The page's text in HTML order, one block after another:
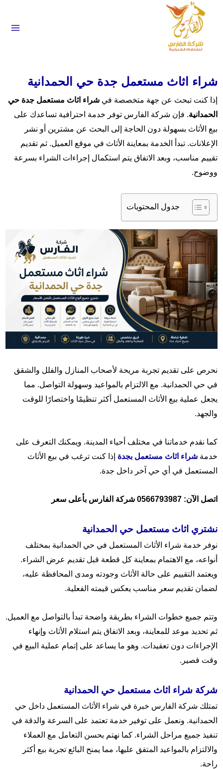
شراء اثاث مستعمل جدة حي الحمدانية
إذا كنت تبحث عن جهة متخصصة في شراء اثاث مستعمل جدة حي
الحمدانية. فإن شركة الفارس توفر خدمة احترافية تساعدك على
بيع الأثاث بسهولة دون الحاجة إلى البحث عن مشترين أو نشر
الإعلانات. تبدأ الخدمة بمعاينة الأثاث في موقع العميل. ثم تقديم
تقييم مناسب، وبعد الاتفاق يتم استكمال إجراءات الشراء بسرعة
ووضوح.
جدول المحتويات
نحرص على تقديم تجربة مريحة لأصحاب المنازل والفلل والشقق
في حي الحمدانية. مع الالتزام بالمواعيد وسهولة التواصل. مما
يجعل عملية بيع الأثاث المستعمل أكثر تنظيمًا واختصارًا للوقت
والجهد.
كما نقدم خدماتنا في مختلف أحياء المدينة. ويمكنك التعرف على
خدمة شراء اثاث مستعمل بجدة إذا كنت ترغب في بيع الأثاث
المستعمل في أي حي آخر داخل جدة.
اتصل الآن: 0566793987 شركة الفارس بأعلى سعر
نشتري اثاث مستعمل حي الحمدانية
نوفر خدمة شراء الأثاث المستعمل في حي الحمدانية بمختلف
أنواعه، مع الاهتمام بمعاينة كل قطعة قبل تقديم عرض الشراء.
ويعتمد التقييم على حالة الأثاث وجودته ومدى المحافظة عليه،
لضمان تقديم سعر مناسب يعكس قيمته الفعلية.
وتتم جميع خطوات الشراء بطريقة واضحة تبدأ بالتواصل مع العميل.
ثم تحديد موعد للمعاينة، وبعد الاتفاق يتم استلام الأثاث وإنهاء
الإجراءات دون تعقيدات. وهو ما يساعد على إتمام عملية البيع في
وقت قصير.
شركة شراء اثاث مستعمل حي الحمدانية
تمتلك شركة الفارس خبرة في شراء الأثاث المستعمل داخل حي
الحمدانية. ونعمل على توفير خدمة تعتمد على السرعة والدقة في
تنفيذ جميع مراحل الشراء. كما نهتم بحسن التعامل مع العملاء
والالتزام بالمواعيد المتفق عليها، مما يمنح البائع تجربة بيع أكثر
راحة.